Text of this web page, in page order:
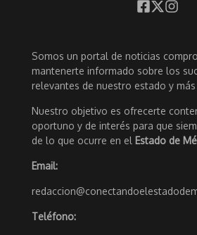
Somos un portal de noticias
mantenerte informado sobre los
relevantes de nuestro estado y
Nuestro objetivo es ofrecerte
oportuno y de interés para que
de lo que ocurre en el Estado de
Email:
Teléfono: